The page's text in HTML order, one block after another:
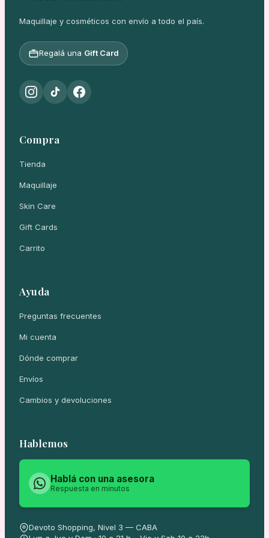
Maquillaje y cosméticos con envío a todo el país.
Regalá una Gift Card
Compra
Tienda
Maquillaje
Skin Care
Gift Cards
Carrito
Ayuda
Preguntas frecuentes
Mi cuenta
Dónde comprar
Envíos
Cambios y devoluciones
Hablemos
Hablá con una asesora
Respuesta en minutos
Devoto Shopping, Nivel 3 — CABA